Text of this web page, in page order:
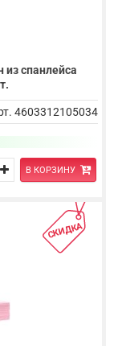
спанлейса
4603312105034
В КОРЗИНУ
СКИДКА